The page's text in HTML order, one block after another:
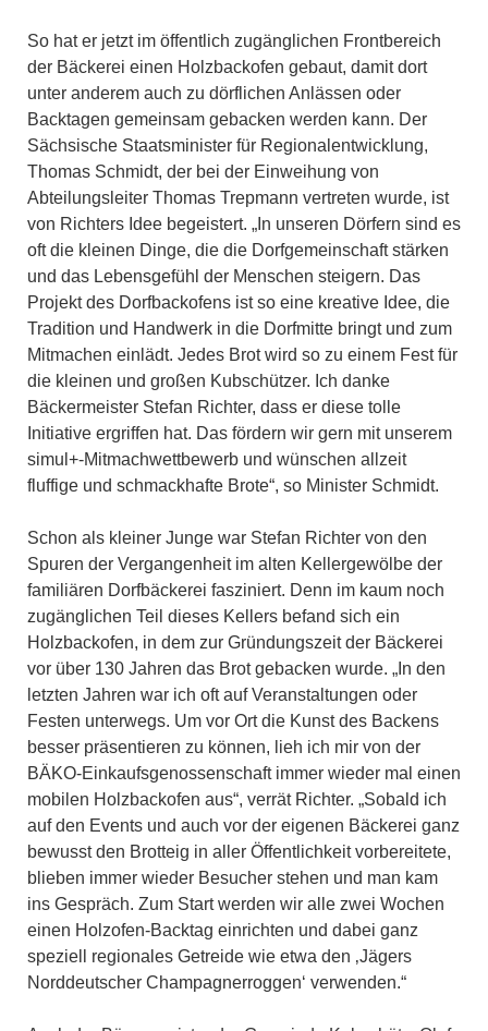
So hat er jetzt im öffentlich zugänglichen Frontbereich
der Bäckerei einen Holzbackofen gebaut, damit dort
unter anderem auch zu dörflichen Anlässen oder
Backtagen gemeinsam gebacken werden kann. Der
Sächsische Staatsminister für Regionalentwicklung,
Thomas Schmidt, der bei der Einweihung von
Abteilungsleiter Thomas Trepmann vertreten wurde, ist
von Richters Idee begeistert. „In unseren Dörfern sind es
oft die kleinen Dinge, die die Dorfgemeinschaft stärken
und das Lebensgefühl der Menschen steigern. Das
Projekt des Dorfbackofens ist so eine kreative Idee, die
Tradition und Handwerk in die Dorfmitte bringt und zum
Mitmachen einlädt. Jedes Brot wird so zu einem Fest für
die kleinen und großen Kubschützer. Ich danke
Bäckermeister Stefan Richter, dass er diese tolle
Initiative ergriffen hat. Das fördern wir gern mit unserem
simul+-Mitmachwettbewerb und wünschen allzeit
fluffige und schmackhafte Brote“, so Minister Schmidt.
Schon als kleiner Junge war Stefan Richter von den
Spuren der Vergangenheit im alten Kellergewölbe der
familiären Dorfbäckerei fasziniert. Denn im kaum noch
zugänglichen Teil dieses Kellers befand sich ein
Holzbackofen, in dem zur Gründungszeit der Bäckerei
vor über 130 Jahren das Brot gebacken wurde. „In den
letzten Jahren war ich oft auf Veranstaltungen oder
Festen unterwegs. Um vor Ort die Kunst des Backens
besser präsentieren zu können, lieh ich mir von der
BÄKO-Einkaufsgenossenschaft immer wieder mal einen
mobilen Holzbackofen aus“, verrät Richter. „Sobald ich
auf den Events und auch vor der eigenen Bäckerei ganz
bewusst den Brotteig in aller Öffentlichkeit vorbereitete,
blieben immer wieder Besucher stehen und man kam
ins Gespräch. Zum Start werden wir alle zwei Wochen
einen Holzofen-Backtag einrichten und dabei ganz
speziell regionales Getreide wie etwa den ‚Jägers
Norddeutscher Champagnerroggen‘ verwenden.“